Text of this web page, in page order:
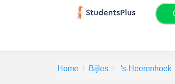
Home Bijles 's-Heerenhoek